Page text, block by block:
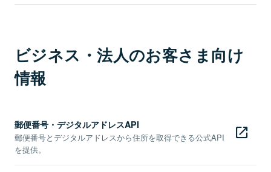
ビジネス・法人のお客さま向け
情報
郵便番号・デジタルアドレスAPI
郵便番号とデジタルアドレスから住所を取得できる公式API
を提供。